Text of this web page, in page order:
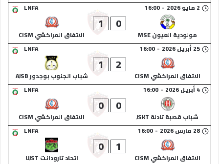
LNFA
2 مايو 2026 -
16:00
مولودية العيون MSE
0
1
الاتفاق المراكشي CISM
LNFA
25 أبريل 2026 -
16:00
الاتفاق المراكشي CISM
2
1
شباب الجنوب بوجدور AJSB
LNFA
4 أبريل 2026 -
16:00
شباب قصبة تادلة JSKT
0
0
الاتفاق المراكشي CISM
LNFA
28 مارس 2026 -
16:00
الاتفاق المراكشي CISM
1
0
اتحاد تارودانت UJST